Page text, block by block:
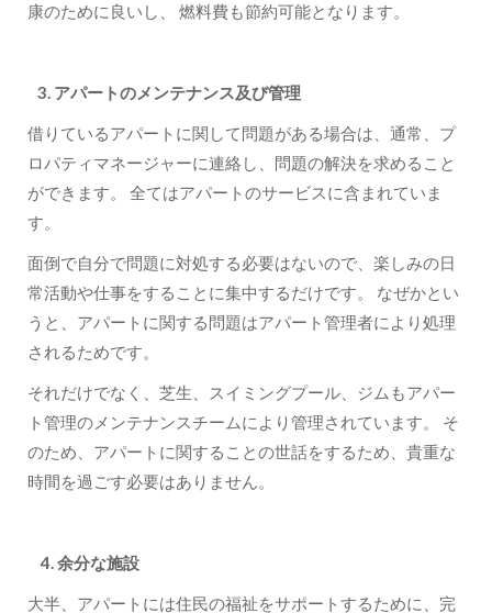
康のために良いし、 燃料費も節約可能となります。
3. アパートのメンテナンス及び管理
借りているアパートに関して問題がある場合は、通常、プ
ロパティマネージャーに連絡し、問題の解決を求めること
ができます。 全てはアパートのサービスに含まれていま
す。
面倒で自分で問題に対処する必要はないので、楽しみの日
常活動や仕事をすることに集中するだけです。 なぜかとい
うと、アパートに関する問題はアパート管理者により処理
されるためです。
それだけでなく、芝生、スイミングプール、ジムもアパー
ト管理のメンテナンスチームにより管理されています。 そ
のため、アパートに関することの世話をするため、貴重な
時間を過ごす必要はありません。
4. 余分な施設
大半、アパートには住民の福祉をサポートするために、完